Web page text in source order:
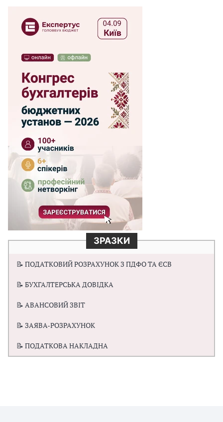
ЗРАЗКИ
📝 ПОДАТКОВИЙ РОЗРАХУНОК З ПДФО ТА ЄСВ
📝 БУХГАЛТЕРСЬКА ДОВІДКА
📝 АВАНСОВИЙ ЗВІТ
📝 ЗАЯВА-РОЗРАХУНОК
📝 ПОДАТКОВА НАКЛАДНА